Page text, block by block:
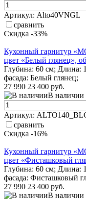
Артикул: Alto40VNGL
сравнить
Скидка -33%
Кухонный гарнитур
цвет «Белый глянец»,
Глубина: 60 см; Длина:
фасада: Белый глянец;
27 990 23 400 руб.
В наличии
Артикул:
сравнить
Скидка -16%
Кухонный гарнитур
цвет «Фисташковый
Глубина: 60 см; Длина:
фасада: Фисташковый
27 990 23 400 руб.
В наличии